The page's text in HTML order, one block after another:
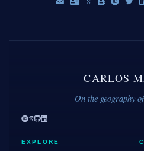
CARLOS
On the geography
EXPLORE